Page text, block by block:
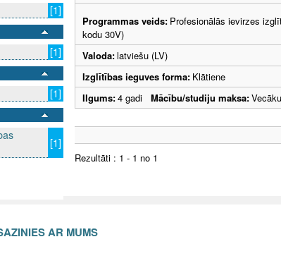
[1]
[1]
[1]
[1]
Programmas veids: Profesionālās ievirzes
kodu 30V)
Valoda:latviešu (LV)
Izglītības ieguves forma: Klātiene
Ilgums:4 gadi Mācību/studiju maksa:
Rezultāti : 1 - 1 no 1
AR MUMS